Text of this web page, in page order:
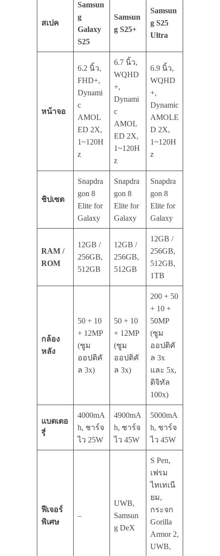
สเปค
Samsun
g
Galaxy
S25
Samsun
g S25+
Samsun
g S25
Ultra
หน้าจอ
6.2 นิ้ว,
FHD+,
Dynami
c
AMOL
ED 2X,
1~120H
z
6.7 นิ้ว,
WQHD
+,
Dynami
c
AMOL
ED 2X,
1~120H
z
6.9 นิ้ว,
WQHD
+,
Dynamic
AMOLE
D 2X,
1~120H
z
ชิปเซต
Snapdra
gon 8
Elite for
Galaxy
Snapdra
gon 8
Elite for
Galaxy
Snapdra
gon 8
Elite for
Galaxy
RAM /
ROM
12GB /
256GB,
512GB
12GB /
256GB,
512GB
12GB /
256GB,
512GB,
1TB
กล้อง
หลัง
50 + 10
+ 12MP
(ซูม
ออปติคั
ล 3x)
50 + 10
+ 12MP
(ซูม
ออปติคั
ล 3x)
200 + 50
+ 10 +
50MP
(ซูม
ออปติคั
ล 3x
และ 5x,
ดิจิทัล
100x)
แบตเตอ
รี่
4000mA
h, ชาร์จ
ไว 25W
4900mA
h, ชาร์จ
ไว 45W
5000mA
h, ชาร์จ
ไว 45W
ฟีเจอร์
พิเศษ
–
UWB,
Samsun
g DeX
S Pen,
เฟรม
ไทเทเนี
ยม,
กระจก
Gorilla
Armor 2,
UWB,